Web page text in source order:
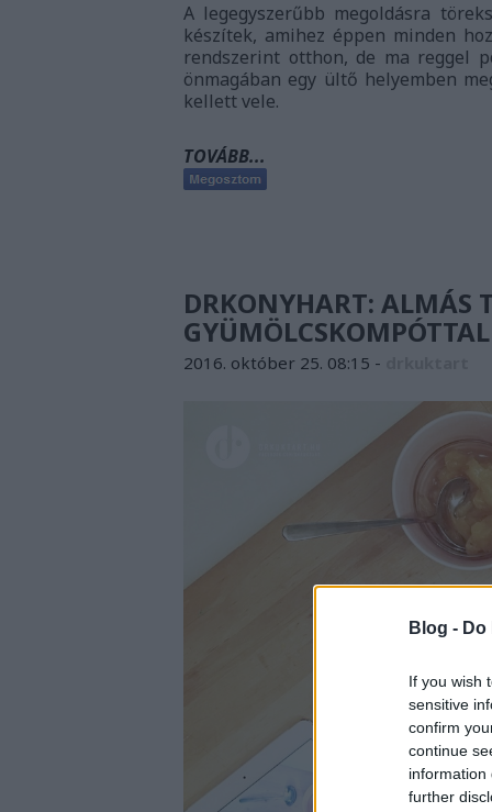
Blog -
If you wish
sensitive
confirm
continue
information
further
A legegyszerűbb megoldásra
készítek, amihez éppen minden
rendszerint otthon, de ma reggel
önmagában egy ültő helyemben
kellett vele.
TOVÁBB...
DRKONYHART: ALMÁS
GYÜMÖLCSKOMPÓTTAL
2016. október 25. 08:15 -